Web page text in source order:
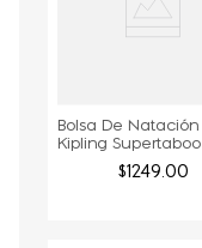
Bolsa De Natación
Kipling Supertaboo
$1249.00